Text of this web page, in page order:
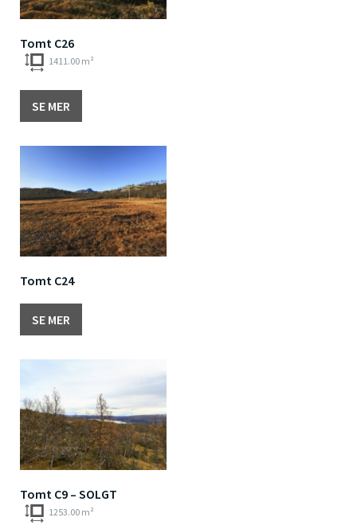
Tomt C26
1411.00 m²
SE MER
Tomt C24
SE MER
Tomt C9 – SOLGT
1253.00 m²